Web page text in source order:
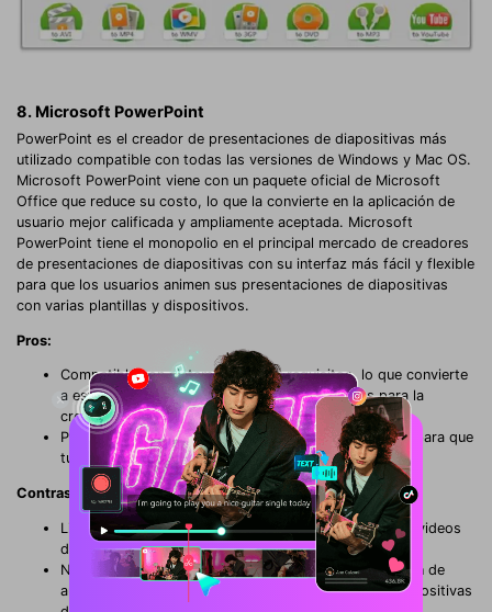
8. Microsoft PowerPoint
PowerPoint es el creador de presentaciones de diapositivas más
utilizado compatible con todas las versiones de Windows y Mac OS.
Microsoft PowerPoint viene con un paquete oficial de Microsoft
Office que reduce su costo, lo que la convierte en la aplicación de
usuario mejor calificada y ampliamente aceptada. Microsoft
PowerPoint tiene el monopolio en el principal mercado de creadores
de presentaciones de diapositivas con su interfaz más fácil y flexible
para que los usuarios animen sus presentaciones de diapositivas
con varias plantillas y dispositivos.
Pros:
Compatible con sistema de bajos requisitos, lo que convierte
a esta herramienta en una de las más utilizadas para la
creación de presentaciones con diapositivas.
Proporciona edición para diapositivas con animación para que
tus presentaciones corporativas sean de alto nivel.
Contras:
Limitado a las especificaciones de edición de fotos y videos
de la era moderna.
No admite varios formatos y la herramienta de edición de
audio es esencial para videos de presentación de diapositivas